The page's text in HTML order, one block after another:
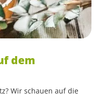
dem
Wir schauen auf die